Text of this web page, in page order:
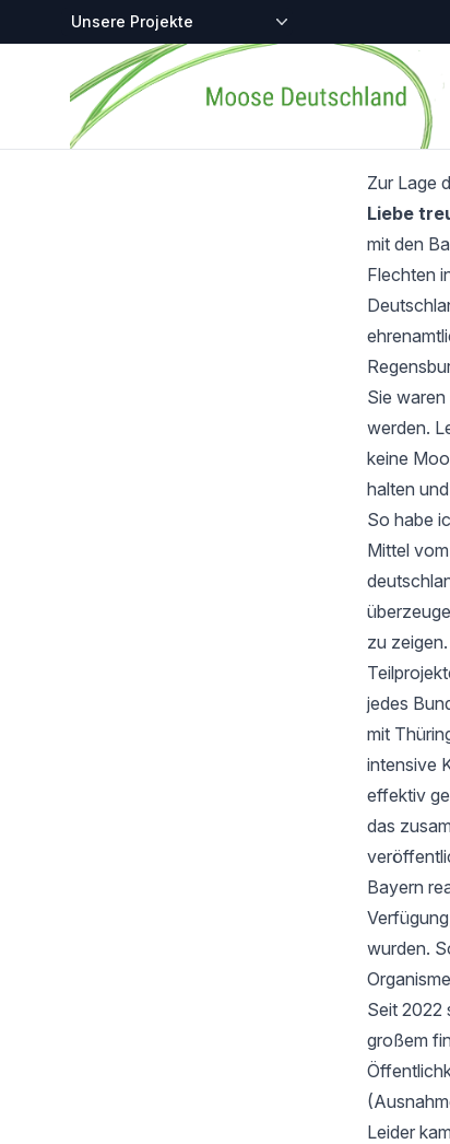
Zentralstellen-Projekte
Startseite
Zur Lage
Liebe
mit den
Flechten
Sie
werden.
keine
halten
So habe
Mittel
zu zeigen.
jedes
mit
intensive
effektiv
das
Bayern
wurden.
Seit 2022
großem
Leider